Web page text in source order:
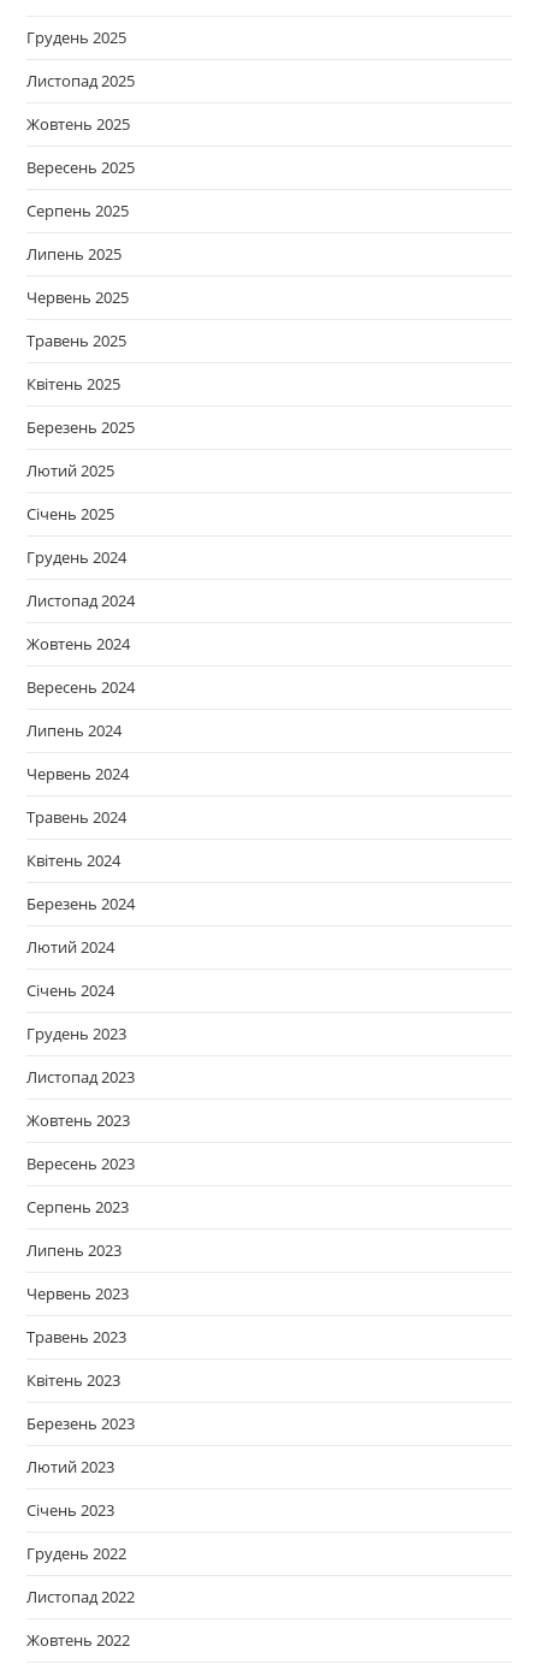
Грудень 2025
Листопад 2025
Жовтень 2025
Вересень 2025
Серпень 2025
Липень 2025
Червень 2025
Травень 2025
Квітень 2025
Березень 2025
Лютий 2025
Січень 2025
Грудень 2024
Листопад 2024
Жовтень 2024
Вересень 2024
Липень 2024
Червень 2024
Травень 2024
Квітень 2024
Березень 2024
Лютий 2024
Січень 2024
Грудень 2023
Листопад 2023
Жовтень 2023
Вересень 2023
Серпень 2023
Липень 2023
Червень 2023
Травень 2023
Квітень 2023
Березень 2023
Лютий 2023
Січень 2023
Грудень 2022
Листопад 2022
Жовтень 2022